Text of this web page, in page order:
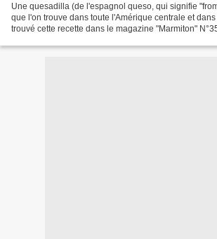
Une quesadilla (de l'espagnol queso, qui signifie
que l'on trouve dans toute l'Amérique centrale et
trouvé cette recette dans le magazine "Marmiton"